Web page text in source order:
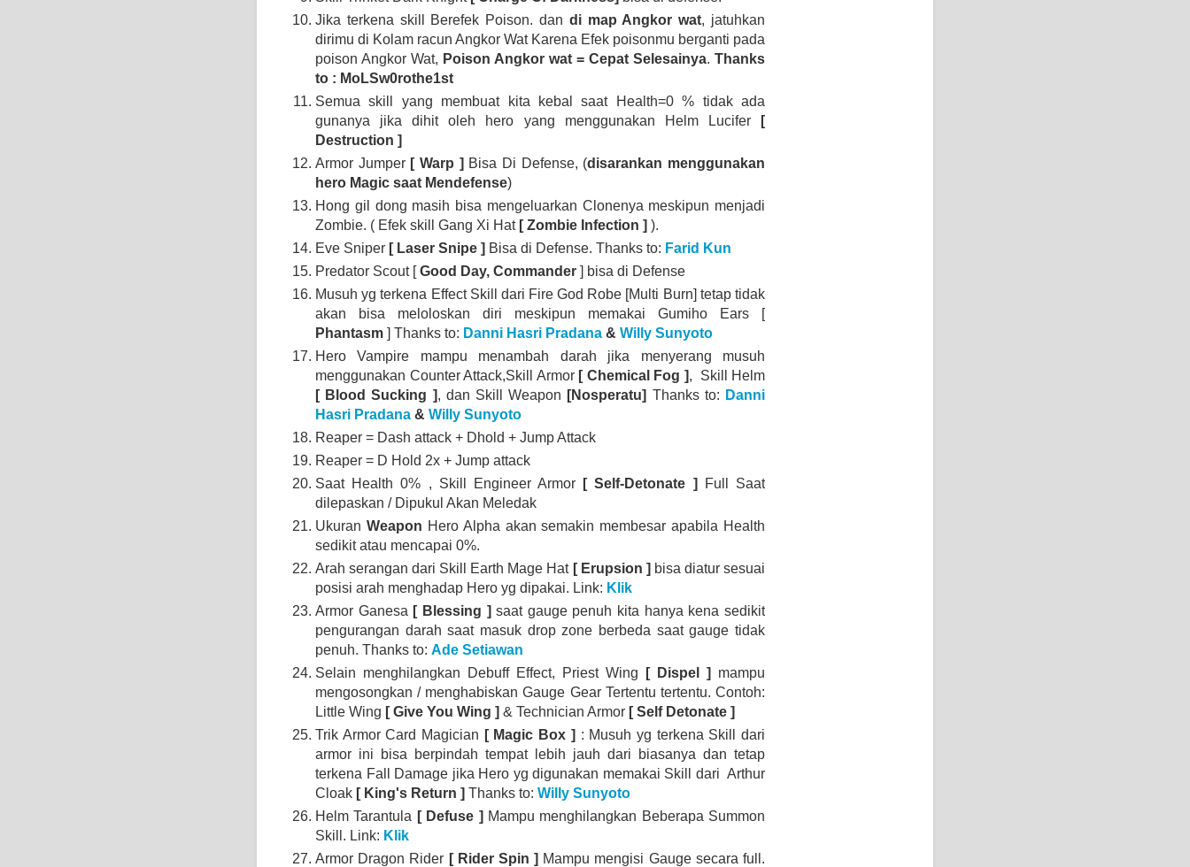
Jika terkena skill Berefek Poison. dan di map Angkor wat, jatuhkan
dirimu di Kolam racun Angkor Wat Karena Efek poisonmu berganti pada
poison Angkor Wat, Poison Angkor wat = Cepat Selesainya. Thanks
to : MoLSw0rothe1st
Semua skill yang membuat kita kebal saat Health=0 % tidak ada
gunanya jika dihit oleh hero yang menggunakan Helm Lucifer
[
Destruction ]
Armor Jumper [ Warp ] Bisa Di Defense, (disarankan menggunakan
hero Magic saat Mendefense)
Hong gil dong masih bisa mengeluarkan Clonenya meskipun menjadi
Zombie. ( Efek skill Gang Xi Hat[ Zombie Infection ] ).
Eve Sniper [ Laser Snipe ] Bisa di Defense. Thanks to: Farid Kun
Predator Scout [Good Day, Commander ] bisa di Defense
Musuh yg terkena Effect Skill dari Fire God Robe [Multi Burn] tetap tidak
akan bisa meloloskan diri meskipun memakai Gumiho Ears [
Phantasm ] Thanks to: Danni Hasri Pradana & Willy Sunyoto
Hero Vampire mampu menambah darah jika menyerang musuh
menggunakan Counter Attack,Skill Armor [ Chemical Fog ], Skill Helm
[ Blood Sucking ], dan Skill Weapon [Nosperatu] Thanks to: Danni
Hasri Pradana & Willy Sunyoto
Reaper = Dash attack + Dhold + Jump Attack
Reaper = D Hold 2x + Jump attack
Saat Health 0% , Skill Engineer Armor
[ Self-Detonate ] Full Saat
dilepaskan / Dipukul Akan Meledak
Ukuran Weapon Hero Alpha akan semakin membesar apabila Health
sedikit atau mencapai 0%.
Arah serangan dari Skill Earth Mage Hat [ Erupsion ] bisa diatur sesuai
posisi arah menghadap Hero yg dipakai. Link: Klik
Armor Ganesa [ Blessing ] saat gauge penuh kita hanya kena sedikit
pengurangan darah saat masuk drop zone berbeda saat gauge tidak
penuh. Thanks to: Ade Setiawan
Selain menghilangkan Debuff Effect, Priest Wing
[ Dispel ]
mampu
mengosongkan / menghabiskan Gauge Gear Tertentu tertentu. Contoh:
Little Wing [ Give You Wing ] & Technician Armor [ Self Detonate ]
Trik Armor Card Magician [ Magic Box ] : Musuh yg terkena Skill dari
armor ini bisa berpindah tempat lebih jauh dari biasanya dan tetap
terkena Fall Damage jika Hero yg digunakan memakai Skill dari Arthur
Cloak [ King's Return ] Thanks to: Willy Sunyoto
Helm Tarantula [ Defuse ] Mampu menghilangkan Beberapa Summon
Skill. Link: Klik
Armor Dragon Rider [ Rider Spin ] Mampu mengisi Gauge secara full.